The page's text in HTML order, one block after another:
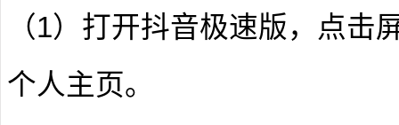
（1）打开抖音极速版，点击
个人主页。